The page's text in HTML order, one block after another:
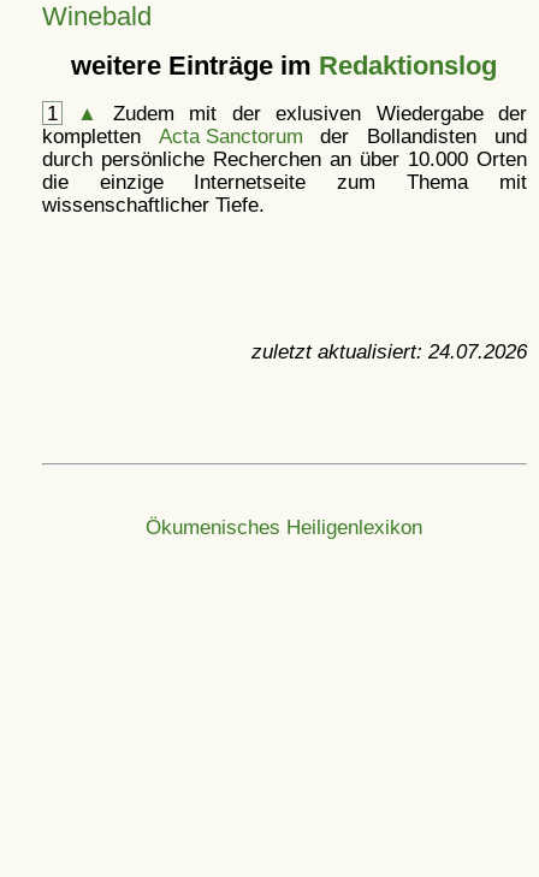
Winebald
weitere Einträge im Redaktionslog
1 ▲
Zudem mit der exlusiven Wiedergabe der
kompletten Acta Sanctorum der Bollandisten und
durch persönliche Recherchen an über 10.000 Orten
die einzige Internetseite zum Thema mit
wissenschaftlicher Tiefe.
zuletzt aktualisiert: 24.07.2026
Ökumenisches Heiligenlexikon